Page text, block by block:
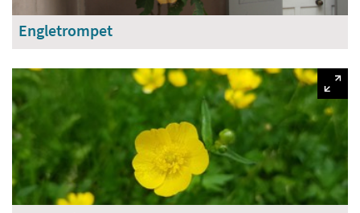
Engletrompet